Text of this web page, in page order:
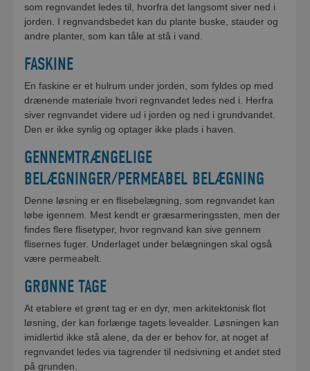
som regnvandet ledes til, hvorfra det langsomt siver ned i
jorden. I regnvandsbedet kan du plante buske, stauder og
andre planter, som kan tåle at stå i vand.
FASKINE
En faskine er et hulrum under jorden, som fyldes op med
drænende materiale hvori regnvandet ledes ned i. Herfra
siver regnvandet videre ud i jorden og ned i grundvandet.
Den er ikke synlig og optager ikke plads i haven.
GENNEMTRÆNGELIGE
BELÆGNINGER/PERMEABEL BELÆGNING
Denne løsning er en flisebelægning, som regnvandet kan
løbe igennem. Mest kendt er græsarmeringssten, men der
findes flere flisetyper, hvor regnvand kan sive gennem
flisernes fuger. Underlaget under belægningen skal også
være permeabelt.
GRØNNE TAGE
At etablere et grønt tag er en dyr, men arkitektonisk flot
løsning, der kan forlænge tagets levealder. Løsningen kan
imidlertid ikke stå alene, da der er behov for, at noget af
regnvandet ledes via tagrender til nedsivning et andet sted
på grunden.